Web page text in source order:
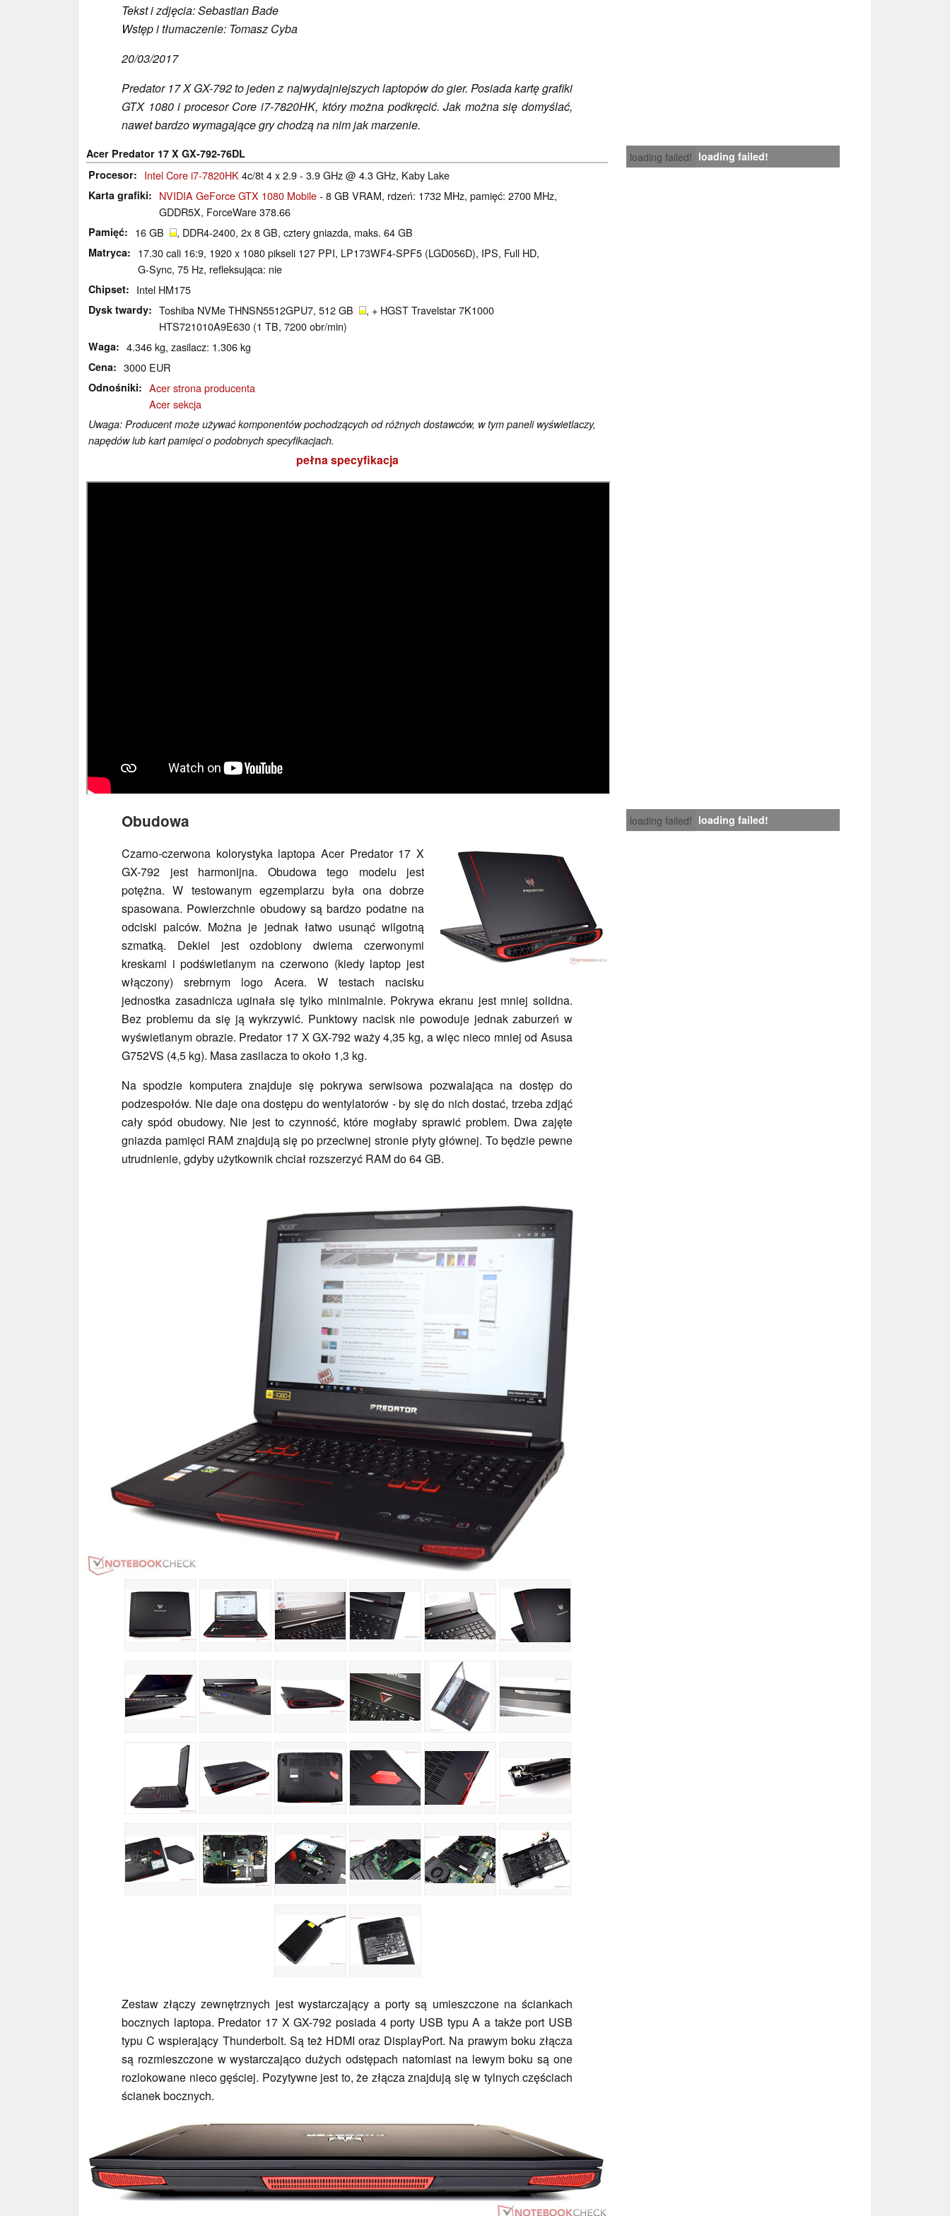
Tekst i zdjęcia: Sebastian Bade
Wstęp i tłumaczenie: Tomasz Cyba
20/03/2017
Predator 17 X GX-792 to jeden z najwydajniejszych laptopów do gier. Posiada kartę grafiki
GTX 1080 i procesor Core i7-7820HK, który można podkręcić. Jak można się domyślać,
nawet bardzo wymagające gry chodzą na nim jak marzenie.
loading failed! loading failed!
Acer Predator 17 X GX-792-76DL
Procesor
Intel Core i7-7820HK 4c/8t 4 x 2.9 - 3.9 GHz @ 4.3 GHz, Kaby Lake
Karta grafiki NVIDIA GeForce GTX 1080 Mobile- 8 GB VRAM, rdzeń: 1732 MHz, pamięć: 2700 MHz,
GDDR5X, ForceWare 378.66
Pamięć 16 GB , DDR4-2400, 2x 8 GB, cztery gniazda, maks. 64 GB
Matryca
17.30 cali 16:9, 1920 x 1080 pikseli 127 PPI, LP173WF4-SPF5 (LGD056D), IPS, Full HD,
G-Sync, 75 Hz, refleksująca: nie
Chipset Intel HM175
Dysk twardy Toshiba NVMe THNSN5512GPU7, 512 GB
, + HGST Travelstar 7K1000
HTS721010A9E630 (1 TB, 7200 obr/min)
Waga 4.346 kg, zasilacz: 1.306 kg
Cena 3000 EUR
Odnośniki
Acer strona producenta
Acer sekcja
Uwaga: Producent może używać komponentów pochodzących od różnych dostawców, w tym paneli wyświetlaczy,
napędów lub kart pamięci o podobnych specyfikacjach.
pełna specyfikacja
loading failed! loading failed!
Obudowa
Czarno-czerwona kolorystyka laptopa Acer Predator 17 X
GX-792 jest harmonijna. Obudowa tego modelu jest
potężna. W testowanym egzemplarzu była ona dobrze
spasowana. Powierzchnie obudowy są bardzo podatne na
odciski palców. Można je jednak łatwo usunąć wilgotną
szmatką. Dekiel jest ozdobiony dwiema czerwonymi
kreskami i podświetlanym na czerwono (kiedy laptop jest
włączony) srebrnym logo Acera. W testach nacisku
jednostka zasadnicza uginała się tylko minimalnie. Pokrywa ekranu jest mniej solidna.
Bez problemu da się ją wykrzywić. Punktowy nacisk nie powoduje jednak zaburzeń w
wyświetlanym obrazie. Predator 17 X GX-792 waży 4,35 kg, a więc nieco mniej od Asusa
G752VS (4,5 kg). Masa zasilacza to około 1,3 kg.
Na spodzie komputera znajduje się pokrywa serwisowa pozwalająca na dostęp do
podzespołów. Nie daje ona dostępu do wentylatorów - by się do nich dostać, trzeba zdjąć
cały spód obudowy. Nie jest to czynność, które mogłaby sprawić problem. Dwa zajęte
gniazda pamięci RAM znajdują się po przeciwnej stronie płyty głównej. To będzie pewne
utrudnienie, gdyby użytkownik chciał rozszerzyć RAM do 64 GB.
Zestaw złączy zewnętrznych jest wystarczający a porty są umieszczone na ściankach
bocznych laptopa. Predator 17 X GX-792 posiada 4 porty USB typu A a także port USB
typu C wspierający Thunderbolt. Są też HDMI oraz DisplayPort. Na prawym boku złącza
są rozmieszczone w wystarczająco dużych odstępach natomiast na lewym boku są one
rozlokowane nieco gęściej. Pozytywne jest to, że złącza znajdują się w tylnych częściach
ścianek bocznych.